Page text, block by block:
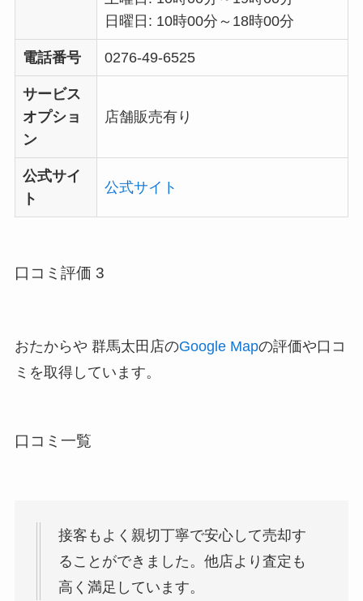
日曜日: 10時00分～18時00分
電話番号 0276-49-6525
サービス
オプショ
ン
店舗販売有り
公式サイ
ト
公式サイト
口コミ評価 3
おたからや 群馬太田店のGoogle Mapの評価や口コ
ミを取得しています。
口コミ一覧
接客もよく親切丁寧で安心して売却す
ることができました。他店より査定も
高く満足しています。